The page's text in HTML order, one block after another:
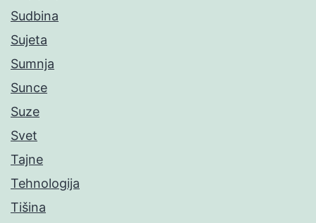
Sudbina
Sujeta
Sumnja
Sunce
Suze
Svet
Tajne
Tehnologija
Tišina